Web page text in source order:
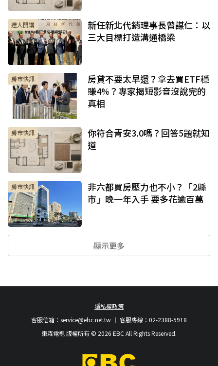
達人開講
新任新北代銷理事長曾謀仁：以
三大目標打造溝通橋梁
房市快訊
房貸不要太早還？拿去買ETF穩
賺4%？專家揭短影音沒說完的
真相
房市快訊
你符合青安3.0嗎？回答5題就知
道
房市快訊
非六都買房壓力也不小？「2縣
市」晚一年入手 要多花逾百萬
顯示更多
隱私權政策
客服專線：02-2388-5918
客服信箱： service@ebc.net.tw
東森電視 版權所有 © 2026 EBC All Rights Reserved.